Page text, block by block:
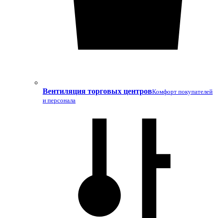
Вентиляция торговых центровКомфорт покупателей
и персонала